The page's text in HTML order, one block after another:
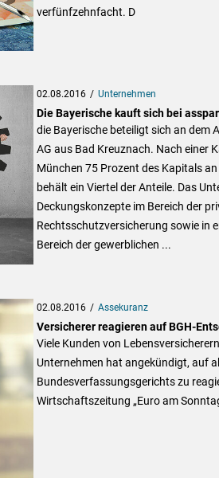
verfünfzehnfacht. D
02.08.2016 Unternehmen
Die Bayerische kauft sich bei
die Bayerische beteiligt sich an dem
AG aus Bad Kreuznach. Nach einer
München 75 Prozent des Kapitals
behält ein Viertel der Anteile. Das
Deckungskonzepte im Bereich der
Rechtsschutzversicherung sowie in
Bereich der gewerblichen ...
02.08.2016 Assekuranz
Versicherer reagieren auf BGH-
Viele Kunden von
Unternehmen hat angekündigt, auf
Bundesverfassungsgerichts zu
Wirtschaftszeitung „Euro am